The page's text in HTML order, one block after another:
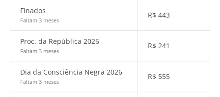
Finados
Faltam 3 meses
R$ 443
Proc. da República 2026
Faltam 3 meses
R$ 241
Dia da Consciência Negra 2026
Faltam 3 meses
R$ 555